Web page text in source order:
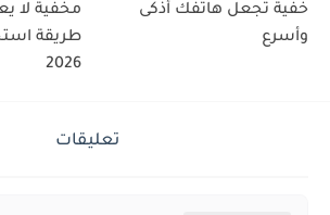
خفية تجعل هاتفك أذكى
وأسرع
مخفية لا
طريقة
2026
تعليقات